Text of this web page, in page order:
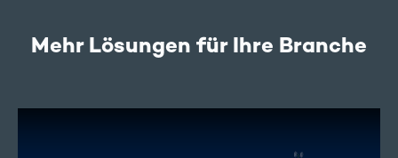
Mehr Lösungen für Ihre Branche